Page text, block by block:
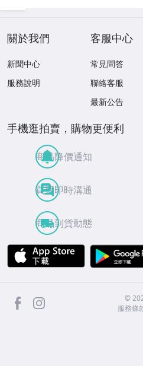
關於我們
新聞中心
服務說明
客服中心
常見問答
聯絡客服
最新公告
手機逛拍賣，購物更便利
商品降價通知
買賣即時溝通
商品到貨動態
APP Store
facebook ©
服務條